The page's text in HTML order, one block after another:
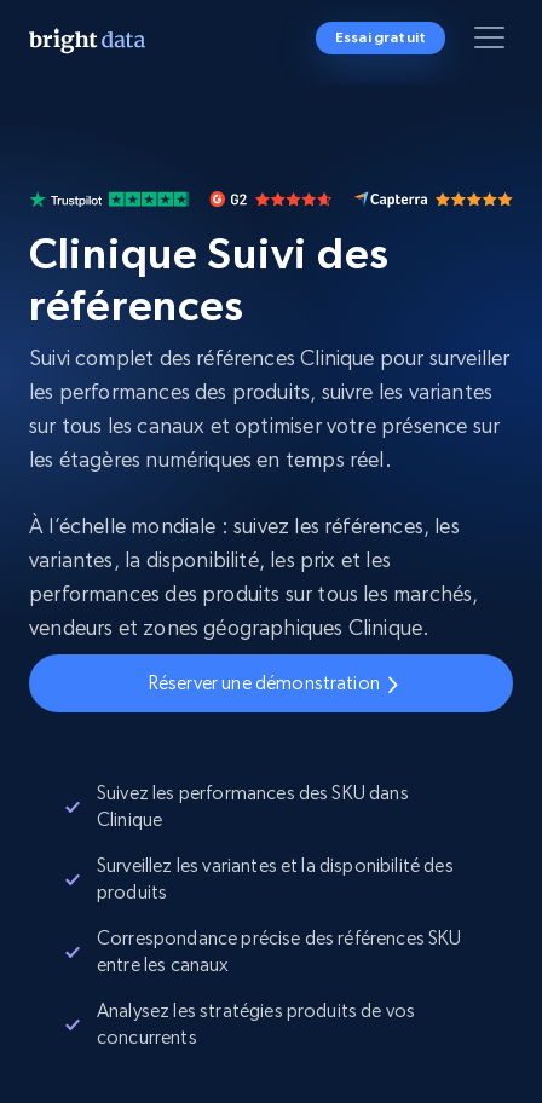
Essai gratuit
Clinique Suivi des
références
Suivi complet des références Clinique pour surveiller
les performances des produits, suivre les variantes
sur tous les canaux et optimiser votre présence sur
les étagères numériques en temps réel.
À l’échelle mondiale : suivez les références, les
variantes, la disponibilité, les prix et les
performances des produits sur tous les marchés,
vendeurs et zones géographiques Clinique.
Réserver une démonstration
Suivez les performances des SKU dans
Clinique
Surveillez les variantes et la disponibilité des
produits
Correspondance précise des références SKU
entre les canaux
Analysez les stratégies produits de vos
concurrents